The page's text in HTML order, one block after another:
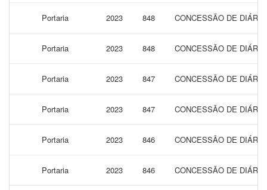
Portaria 2023 848 CONCESSÃO DE
Portaria 2023 848 CONCESSÃO DE
Portaria 2023 847 CONCESSÃO DE
Portaria 2023 847 CONCESSÃO DE
Portaria 2023 846 CONCESSÃO DE
Portaria 2023 846 CONCESSÃO DE